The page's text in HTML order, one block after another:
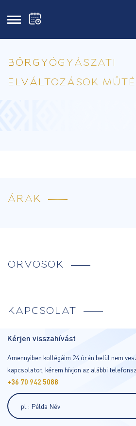
BŐRGYÓGYÁSZATI
ELVÁLTOZÁSOK
ÁRAK
ORVOSOK
KAPCSOLAT
Kérjen visszahívást
Amennyiben kollégáim 24 órán belül nem
kapcsolatot, kérem hívjon az alábbi
+36 70 942 5088